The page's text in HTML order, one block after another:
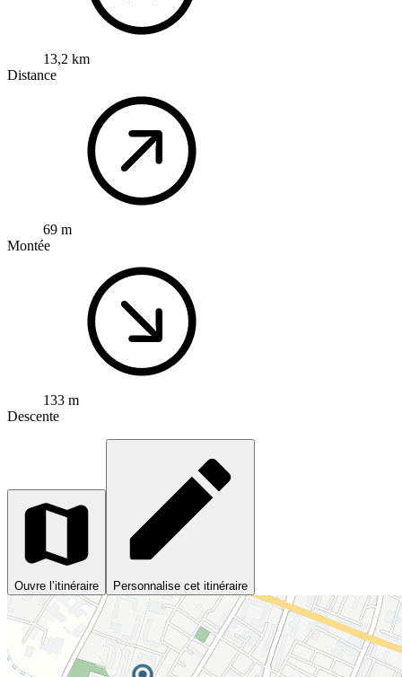
13,2 km
Distance
69 m
Montée
133 m
Descente
Ouvre l’itinéraire Personnalise cet itinéraire